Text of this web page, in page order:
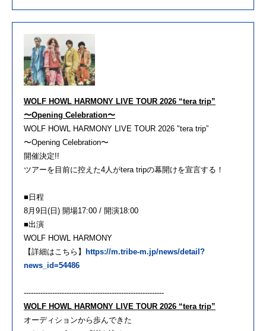
WOLF HOWL HARMONY LIVE TOUR 2026 “tera trip”
〜Opening Celebration〜
WOLF HOWL HARMONY LIVE TOUR 2026 "tera trip”
〜Opening Celebration〜
開催決定!!
ツアーを目前に控えた4人がtera tripの幕開けを宣言する！
■日程
8月9日(日) 開場17:00 / 開演18:00
■出演
WOLF HOWL HARMONY
【詳細はこちら】
https://m.tribe-m.jp/news/detail?
news_id=54486
-----------------------------------------------------------
WOLF HOWL HARMONY LIVE TOUR 2026 “tera trip”
オーディションから歩んできた